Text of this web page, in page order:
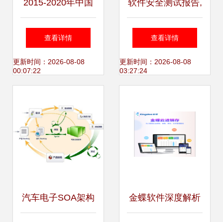
2015-2020年中国
邮件服务器软件企
业IPO上市指导研
查看详情
更新时间：2026-08-08
00:07:22
软件安全测试报告,
咨
询:13242770188,
查看详情
更新时间：2026-08-08
03:27:24
汽车电子SOA架构 金蝶软件深度解析